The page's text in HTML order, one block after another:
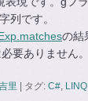
列です。
の結
要ありません。
里 | タグ: C# LINQ